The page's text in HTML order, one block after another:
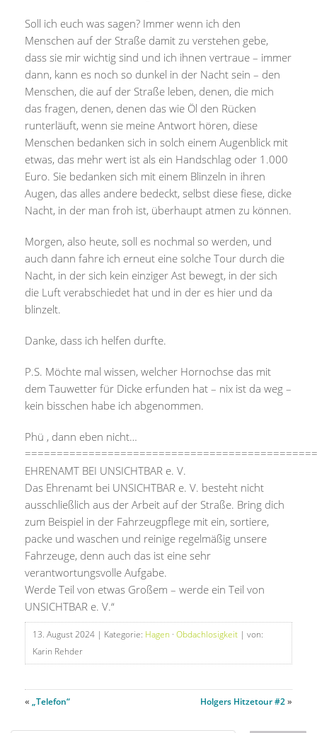
Soll ich euch was sagen? Immer wenn ich den
Menschen auf der Straße damit zu verstehen gebe,
dass sie mir wichtig sind und ich ihnen vertraue – immer
dann, kann es noch so dunkel in der Nacht sein – den
Menschen, die auf der Straße leben, denen, die mich
das fragen, denen, denen das wie Öl den Rücken
runterläuft, wenn sie meine Antwort hören, diese
Menschen bedanken sich in solch einem Augenblick mit
etwas, das mehr wert ist als ein Handschlag oder 1.000
Euro. Sie bedanken sich mit einem Blinzeln in ihren
Augen, das alles andere bedeckt, selbst diese fiese, dicke
Nacht, in der man froh ist, überhaupt atmen zu können.
Morgen, also heute, soll es nochmal so werden, und
auch dann fahre ich erneut eine solche Tour durch die
Nacht, in der sich kein einziger Ast bewegt, in der sich
die Luft verabschiedet hat und in der es hier und da
blinzelt.
Danke, dass ich helfen durfte.
P.S. Möchte mal wissen, welcher Hornochse das mit
dem Tauwetter für Dicke erfunden hat – nix ist da weg –
kein bisschen habe ich abgenommen.
Phü , dann eben nicht…
EHRENAMT BEI UNSICHTBAR e. V.
Das Ehrenamt bei UNSICHTBAR e. V. besteht nicht
ausschließlich aus der Arbeit auf der Straße. Bring dich
zum Beispiel in der Fahrzeugpflege mit ein, sortiere,
packe und waschen und reinige regelmäßig unsere
Fahrzeuge, denn auch das ist eine sehr
verantwortungsvolle Aufgabe.
Werde Teil von etwas Großem – werde ein Teil von
UNSICHTBAR e. V.“
13. August 2024 | Kategorie: Hagen · Obdachlosigkeit | von:
Karin Rehder
« „Telefon“ Holgers Hitzetour #2»